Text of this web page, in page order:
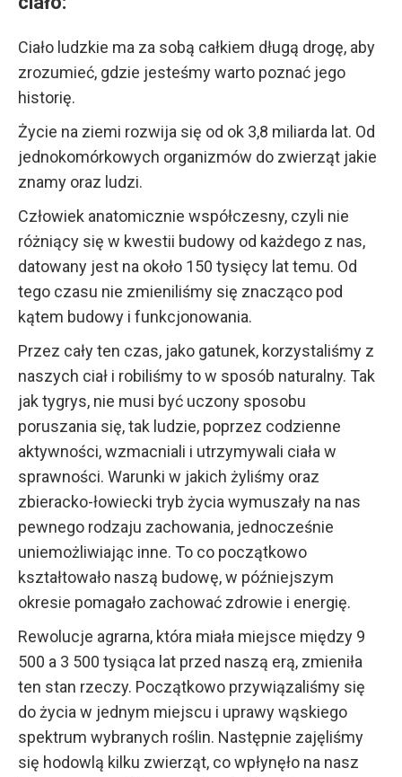
Ciało ludzkie ma za sobą całkiem długą drogę, aby
zrozumieć, gdzie jesteśmy warto poznać jego
historię.
Życie na ziemi rozwija się od ok 3,8 miliarda lat. Od
jednokomórkowych organizmów do zwierząt jakie
znamy oraz ludzi.
Człowiek anatomicznie współczesny, czyli nie
różniący się w kwestii budowy od każdego z nas,
datowany jest na około 150 tysięcy lat temu. Od
tego czasu nie zmieniliśmy się znacząco pod
kątem budowy i funkcjonowania.
Przez cały ten czas, jako gatunek, korzystaliśmy z
naszych ciał i robiliśmy to w sposób naturalny. Tak
jak tygrys, nie musi być uczony sposobu
poruszania się, tak ludzie, poprzez codzienne
aktywności, wzmacniali i utrzymywali ciała w
sprawności. Warunki w jakich żyliśmy oraz
zbieracko-łowiecki tryb życia wymuszały na nas
pewnego rodzaju zachowania, jednocześnie
uniemożliwiając inne. To co początkowo
kształtowało naszą budowę, w późniejszym
okresie pomagało zachować zdrowie i energię.
Rewolucje agrarna, która miała miejsce między 9
500 a 3 500 tysiąca lat przed naszą erą, zmieniła
ten stan rzeczy. Początkowo przywiązaliśmy się
do życia w jednym miejscu i uprawy wąskiego
spektrum wybranych roślin. Następnie zajęliśmy
się hodowlą kilku zwierząt, co wpłynęło na nasz